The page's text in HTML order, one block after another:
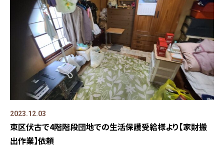
2023.12.03
東区伏古で4階階段団地での生活保護受給様より【家財搬
出作業】依頼